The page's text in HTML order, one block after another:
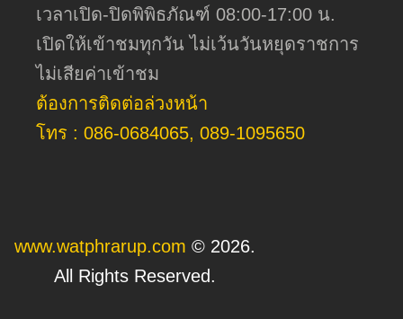
เวลาเปิด-ปิดพิพิธภัณฑ์ 08:00-17:00 น.
เปิดให้เข้าชมทุกวัน ไม่เว้นวันหยุดราชการ
ไม่เสียค่าเข้าชม
ต้องการติดต่อล่วงหน้า
โทร : 086-0684065, 089-1095650
www.watphrarup.com © 2026.
All Rights Reserved.